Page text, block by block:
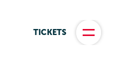
TICKETS